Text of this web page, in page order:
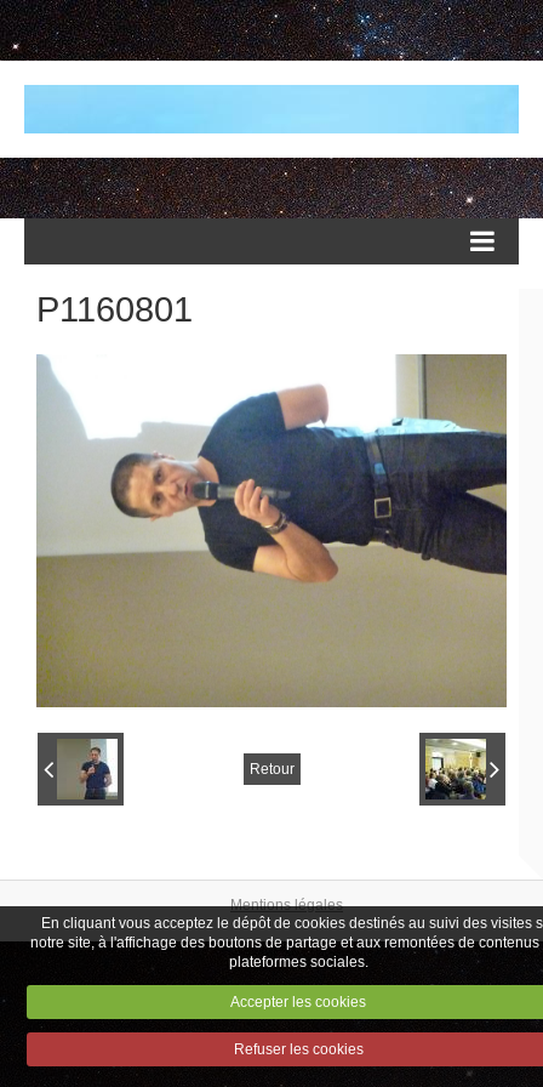
P1160801
Retour
Mentions légales
En cliquant vous acceptez le dépôt de cookies destinés au suivi des visites
notre site, à l'affichage des boutons de partage et aux remontées de contenus
plateformes sociales.
Accepter les cookies
Refuser les cookies